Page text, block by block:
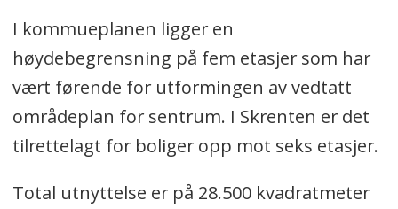
I kommueplanen ligger en
høydebegrensning på fem etasjer som har
vært førende for utformingen av vedtatt
områdeplan for sentrum. I Skrenten er det
tilrettelagt for boliger opp mot seks etasjer.
Total utnyttelse er på 28.500 kvadratmeter